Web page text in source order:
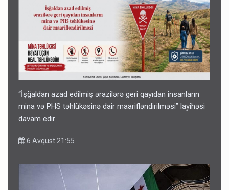
“İşğaldan azad edilmiş ərazilərə geri qayıdan insanların
mina və PHS təhlükəsinə dair maarifləndirilməsi” layihəsi
davam edir
6 Avqust 21:55